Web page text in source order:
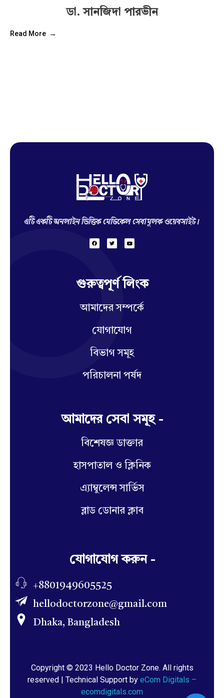
ডা. সানজিদা পারভীন
Read More
এটি একটি অনলাইন ভিত্তিক মেডিকেল সেবামূলক ওয়েবসাইট।
গুরুত্বপূর্ণ লিংক
আমাদের সম্পর্কে
যোগাযোগ
বিভাগ সমূহ
পরিচালনা পর্ষদ
আমাদের সেবা সমূহ -
বিশেষজ্ঞ ডাক্তার
হাসপাতাল ও ক্লিনিক
এ্যাম্বুলেন্স সার্ভিস
ব্লাড ডোনার ক্লাব
যোগাযোগ করুন -
+8801949605525
hellodoctorzone@gmail.com
Dhaka, Bangladesh
Copyright © 2023 Hello Doctor Zone. All rights
reserved | Technical Support by eCom Digitals –
ecomdigitals.com